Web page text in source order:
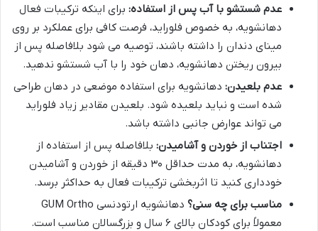
عدم شستشو با آب پس از استفاده: برای اینکه ترکیبات فعال
دهانشویه، به خصوص فلوراید، فرصت کافی برای عملکرد بر روی
مینای دندان را داشته باشند، توصیه می شود بلافاصله پس از
بیرون ریختن دهانشویه، دهان خود را با آب شستشو ندهید.
عدم بلعیدن: دهانشویه برای استفاده موضعی در دهان طراحی
شده است و نباید بلعیده شود. بلعیدن مقادیر زیاد فلوراید
می تواند عوارض جانبی داشته باشد.
اجتناب از خوردن و آشامیدن: بلافاصله پس از استفاده از
دهانشویه، به مدت حداقل ۳۰ دقیقه از خوردن و آشامیدن
خودداری کنید تا اثربخشی ترکیبات فعال به حداکثر برسد.
مناسب برای چه سنی؟
دهانشویه ارتودنسی GUM Ortho
معمولاً برای کودکان بالای ۶ سال و بزرگسالان مناسب است.